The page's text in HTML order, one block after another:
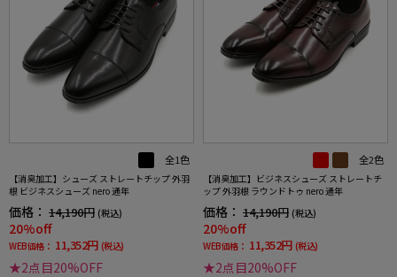
全1色
【消臭加工】シューズ ストレートチップ 外羽
根 ビジネスシューズ nero 通年
価格： 14,190円 (税込)
20%off
WEB価格： 11,352円 (税込)
★2点目20%OFF
全2色
【消臭加工】ビジネスシューズ ストレートチ
ップ 外羽根 ラウンドトゥ nero 通年
価格： 14,190円 (税込)
20%off
WEB価格： 11,352円 (税込)
★2点目20%OFF